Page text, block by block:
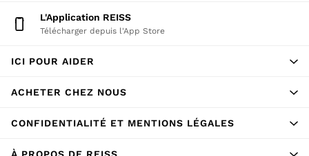
Reiss | McLaren Racing
Shoes
Brands Outlet
48 / M
52 / XL
56 / XXXL
L'application REISS
Télécharger depuis l'App Store
ICI POUR AIDER
ACHETER CHEZ NOUS
CONFIDENTIALITÉ ET MENTIONS LÉGALES
À PROPOS DE REISS